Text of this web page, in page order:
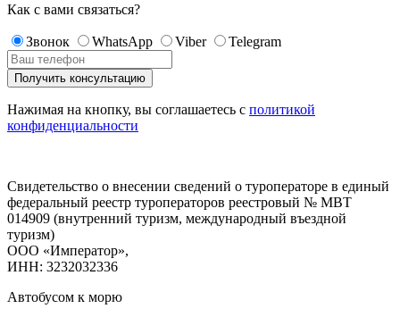
Как с вами связаться?
Звонок WhatsApp Viber Telegram
Нажимая на кнопку, вы соглашаетесь с политикой
конфиденциальности
Свидетельство о внесении сведений о туроператоре в единый
федеральный реестр туроператоров реестровый № МВТ
014909 (внутренний туризм, международный въездной
туризм)
ООО «Император»,
ИНН: 3232032336
Автобусом к морю